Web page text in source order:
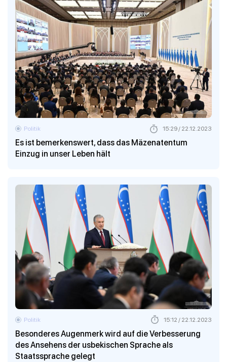
Es ist bemerkenswert, dass das Mäzenatentum
Einzug in unser Leben hält
Politik 15:29 / 22.12.2023
Besonderes Augenmerk wird auf die Verbesserung
des Ansehens der usbekischen Sprache als
Staatssprache gelegt
Politik 15:12 / 22.12.2023